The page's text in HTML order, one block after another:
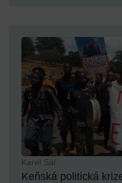
Karel Sál
Keňská politická